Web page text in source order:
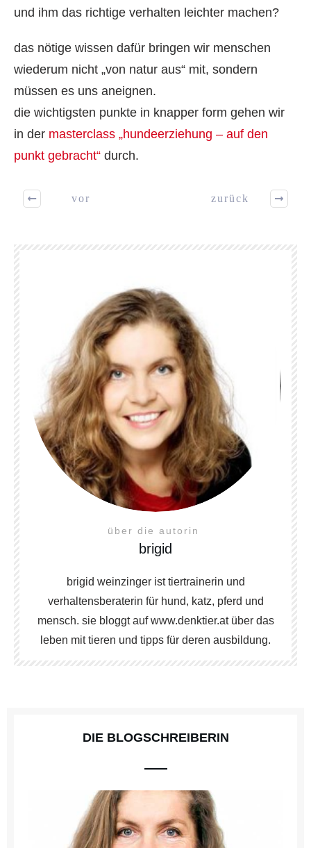
und ihm das richtige verhalten leichter machen?
das nötige wissen dafür bringen wir menschen
wiederum nicht „von natur aus“ mit, sondern
müssen es uns aneignen.
die wichtigsten punkte in knapper form gehen wir
in der masterclass „hundeerziehung – auf den
punkt gebracht“ durch.
vor zurück
über die autorin
brigid
brigid weinzinger ist tiertrainerin und
verhaltensberaterin für hund, katz, pferd und
mensch. sie bloggt auf www.denktier.at über das
leben mit tieren und tipps für deren ausbildung.
DIE BLOGSCHREIBERIN